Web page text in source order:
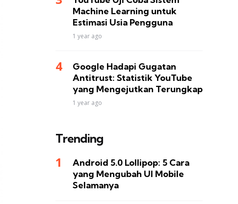
Machine Learning untuk
Estimasi Usia Pengguna
1 year ago
Google Hadapi Gugatan
Antitrust: Statistik YouTube
yang Mengejutkan Terungkap
1 year ago
Trending
Android 5.0 Lollipop: 5 Cara
yang Mengubah UI Mobile
Selamanya